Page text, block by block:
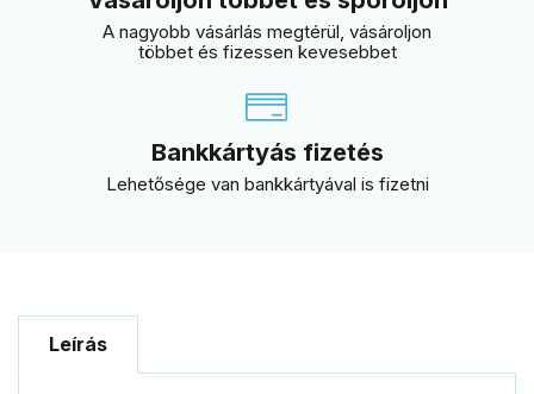
A nagyobb vásárlás megtérül, vásároljon
többet és fizessen kevesebbet
Bankkártyás fizetés
Lehetősége van bankkártyával is fizetni
Leírás